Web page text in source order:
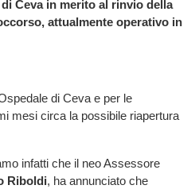
Ceva in merito al rinvio della
attualmente operativo in
di Ceva e per le
mesi circa la possibile riapertura
infatti che il neo Assessore
Riboldi, ha annunciato che